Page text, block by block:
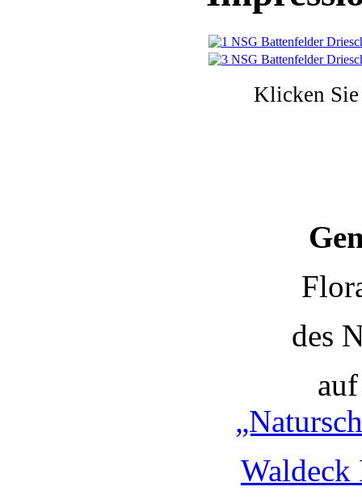
Klicken
des
Waldeck